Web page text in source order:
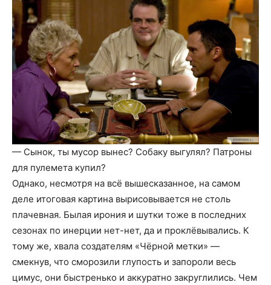
— Сынок, ты мусор вынес? Собаку выгулял? Патроны
для пулемета купил?
Однако, несмотря на всё вышесказанное, на самом
деле итоговая картина вырисовывается не столь
плачевная. Былая ирония и шутки тоже в последних
сезонах по инерции нет-нет, да и проклёвывались. К
тому же, хвала создателям «Чёрной метки» —
смекнув, что сморозили глупость и запороли весь
цимус, они быстренько и аккуратно закруглились. Чем